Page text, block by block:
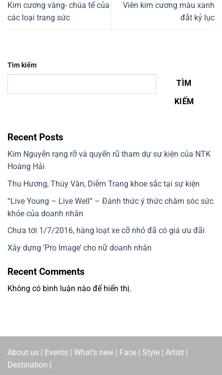
Kim cương vàng- chúa tể của
các loại trang sức
Viên kim cương màu xanh
đắt kỷ lục
Tìm kiếm
TÌM
KIẾM
Recent Posts
Kim Nguyễn rạng rỡ và quyến rũ tham dự sự kiện của NTK
Hoàng Hải
Thu Hương, Thúy Vân, Diễm Trang khoe sắc tại sự kiện
“Live Young – Live Well” – Đánh thức ý thức chăm sóc sức
khỏe của doanh nhân
Chưa tới 1/7/2016, hàng loạt xe cỡ nhỏ đã có giá ưu đãi
Xây dựng ‘Pro Image’ cho nữ doanh nhân
Recent Comments
Không có bình luận nào để hiển thị.
About us | Events | What’s new | Face | Style | Artist |
Destination |